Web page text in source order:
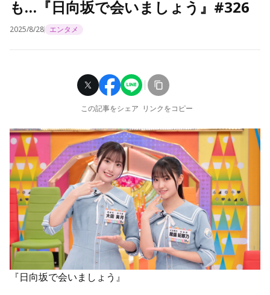
も…『日向坂で会いましょう』#326
2025/8/28 エンタメ
この記事をシェア リンクをコピー
『日向坂で会いましょう』